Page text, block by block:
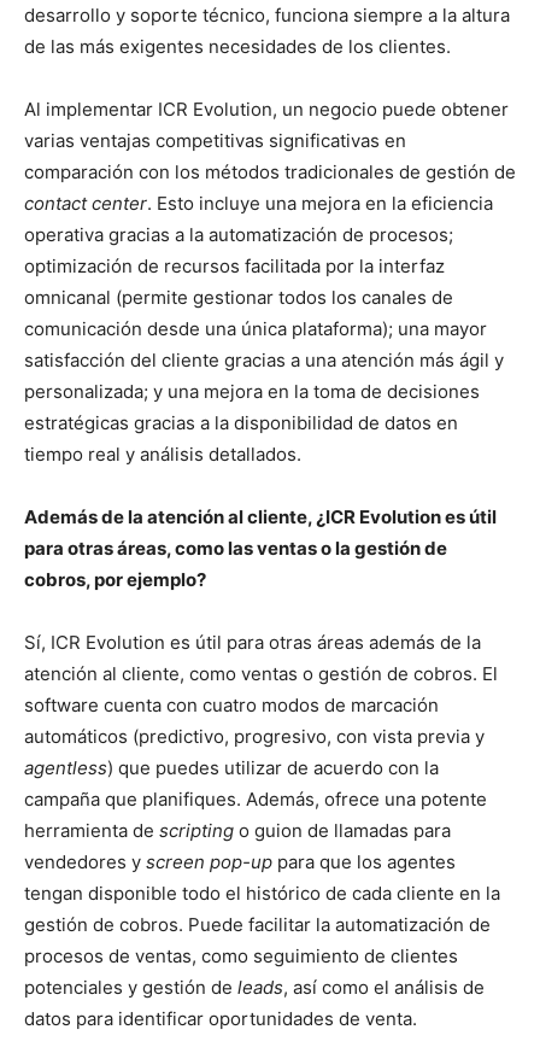
desarrollo y soporte técnico, funciona siempre a la altura
de las más exigentes necesidades de los clientes.
Al implementar ICR Evolution, un negocio puede obtener
varias ventajas competitivas significativas en
comparación con los métodos tradicionales de gestión de
contact center. Esto incluye una mejora en la eficiencia
operativa gracias a la automatización de procesos;
optimización de recursos facilitada por la interfaz
omnicanal (permite gestionar todos los canales de
comunicación desde una única plataforma); una mayor
satisfacción del cliente gracias a una atención más ágil y
personalizada; y una mejora en la toma de decisiones
estratégicas gracias a la disponibilidad de datos en
tiempo real y análisis detallados.
Además de la atención al cliente, ¿ICR Evolution es útil
para otras áreas, como las ventas o la gestión de
cobros, por ejemplo?
Sí, ICR Evolution es útil para otras áreas además de la
atención al cliente, como ventas o gestión de cobros. El
software cuenta con cuatro modos de marcación
automáticos (predictivo, progresivo, con vista previa y
agentless) que puedes utilizar de acuerdo con la
campaña que planifiques. Además, ofrece una potente
herramienta de scripting o guion de llamadas para
vendedores y screen pop-up para que los agentes
tengan disponible todo el histórico de cada cliente en la
gestión de cobros. Puede facilitar la automatización de
procesos de ventas, como seguimiento de clientes
potenciales y gestión de leads, así como el análisis de
datos para identificar oportunidades de venta.